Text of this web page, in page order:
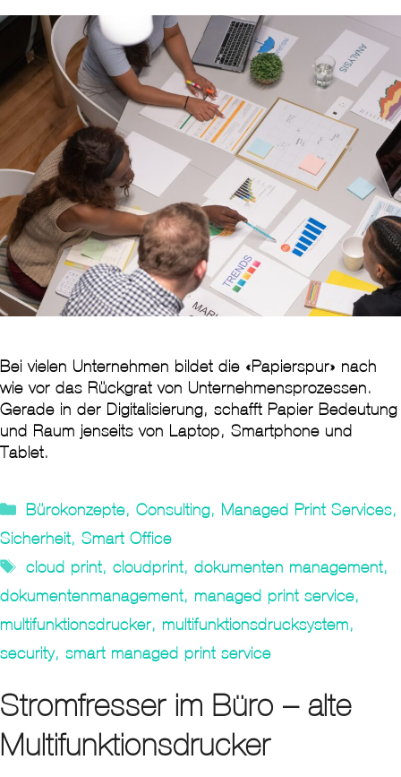
Bei vielen Unternehmen bildet die «Papierspur» nach
wie vor das Rückgrat von Unternehmensprozessen.
Gerade in der Digitalisierung, schafft Papier Bedeutung
und Raum jenseits von Laptop, Smartphone und
Tablet.
Kategorien
Bürokonzepte, Consulting, Managed Print Services,
Sicherheit, Smart Office
Tags
cloud print, cloudprint, dokumenten management,
dokumentenmanagement, managed print service,
multifunktionsdrucker, multifunktionsdrucksystem,
security, smart managed print service
Stromfresser im Büro – alte
Multifunktionsdrucker